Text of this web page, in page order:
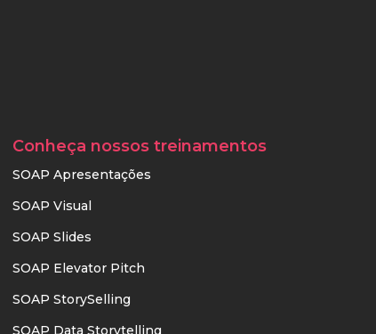
Conheça nossos treinamentos
SOAP Apresentações
SOAP Visual
SOAP Slides
SOAP Elevator Pitch
SOAP StorySelling
SOAP Data Storytelling